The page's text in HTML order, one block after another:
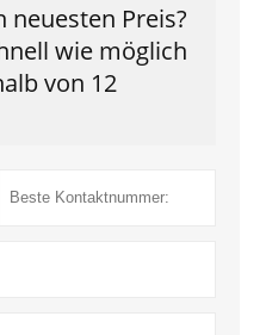
neuesten Preis?
wie möglich
von 12